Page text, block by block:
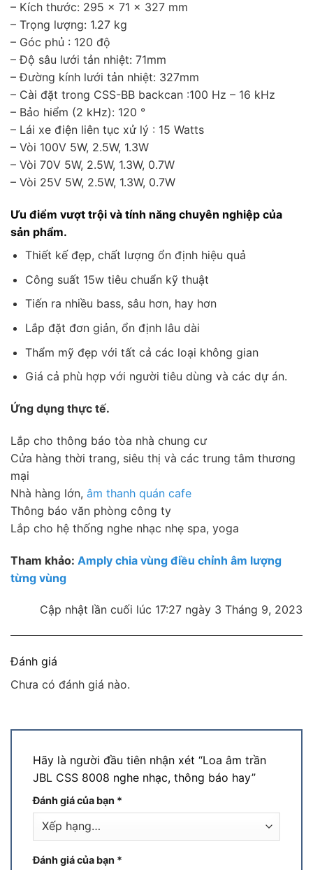
– Kích thước: 295 x 71 x 327 mm
– Trọng lượng: 1.27 kg
– Góc phủ : 120 độ
– Độ sâu lưới tản nhiệt: 71mm
– Đường kính lưới tản nhiệt: 327mm
– Cài đặt trong CSS-BB backcan :100 Hz – 16 kHz
– Bảo hiểm (2 kHz): 120 °
– Lái xe điện liên tục xử lý : 15 Watts
– Vòi 100V 5W, 2.5W, 1.3W
– Vòi 70V 5W, 2.5W, 1.3W, 0.7W
– Vòi 25V 5W, 2.5W, 1.3W, 0.7W
Ưu điểm vượt trội và tính năng chuyên nghiệp của
sản phẩm.
Thiết kế đẹp, chất lượng ổn định hiệu quả
Công suất 15w tiêu chuẩn kỹ thuật
Tiến ra nhiều bass, sâu hơn, hay hơn
Lắp đặt đơn giản, ổn định lâu dài
Thẩm mỹ đẹp với tất cả các loại không gian
Giá cả phù hợp với người tiêu dùng và các dự án.
Ứng dụng thực tế.
Lắp cho thông báo tòa nhà chung cư
Cửa hàng thời trang, siêu thị và các trung tâm thương
mại
Nhà hàng lớn, âm thanh quán cafe
Thông báo văn phòng công ty
Lắp cho hệ thống nghe nhạc nhẹ spa, yoga
Tham khảo: Amply chia vùng điều chỉnh âm lượng
từng vùng
Cập nhật lần cuối lúc 17:27 ngày 3 Tháng 9, 2023
Đánh giá
Chưa có đánh giá nào.
Hãy là người đầu tiên nhận xét “Loa âm trần
JBL CSS 8008 nghe nhạc, thông báo hay”
Đánh giá của bạn *
Đánh giá của bạn *